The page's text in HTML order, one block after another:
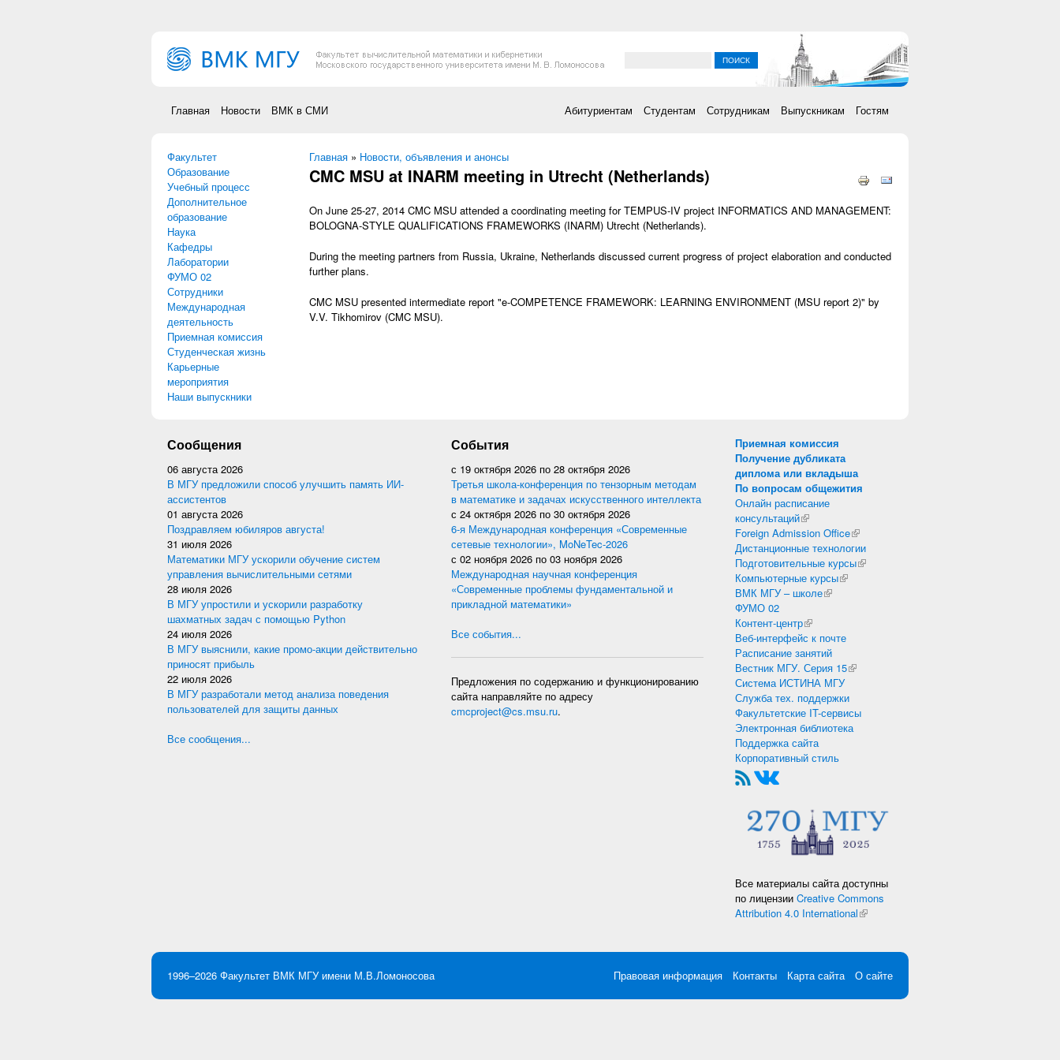
Главная Новости ВМК в СМИ Абитуриентам Студентам Сотрудникам Выпускникам Гостям
Факультет
Образование
Учебный процесс
Дополнительное
образование
Наука
Кафедры
Лаборатории
ФУМО 02
Сотрудники
Международная
деятельность
Приемная комиссия
Студенческая жизнь
Карьерные
мероприятия
Наши выпускники
Вы здесь
Главная » Новости, объявления и анонсы
CMC MSU at INARM meeting in Utrecht (Netherlands)
On June 25-27, 2014 CMC MSU attended a coordinating meeting for TEMPUS-IV project INFORMATICS AND MANAGEMENT:
BOLOGNA-STYLE QUALIFICATIONS FRAMEWORKS (INARM) Utrecht (Netherlands).
During the meeting partners from Russia, Ukraine, Netherlands discussed current progress of project elaboration and conducted
further plans.
CMC MSU presented intermediate report "e-COMPETENCE FRAMEWORK: LEARNING ENVIRONMENT (MSU report 2)" by
V.V. Tikhomirov (CMC MSU).
Сообщения
06 августа 2026
В МГУ предложили способ улучшить память ИИ-
ассистентов
01 августа 2026
Поздравляем юбиляров августа!
31 июля 2026
Математики МГУ ускорили обучение систем
управления вычислительными сетями
28 июля 2026
В МГУ упростили и ускорили разработку
шахматных задач с помощью Python
24 июля 2026
В МГУ выяснили, какие промо-акции действительно
приносят прибыль
22 июля 2026
В МГУ разработали метод анализа поведения
пользователей для защиты данных
Все сообщения...
События
с 19 октября 2026 по 28 октября 2026
Третья школа-конференция по тензорным методам
в математике и задачах искусственного интеллекта
с 24 октября 2026 по 30 октября 2026
6-я Международная конференция «Современные
сетевые технологии», MoNeTec-2026
с 02 ноября 2026 по 03 ноября 2026
Международная научная конференция
«Современные проблемы фундаментальной и
прикладной математики»
Все события...
Предложения по содержанию и функционированию
сайта направляйте по адресу
cmcproject@cs.msu.ru.
Приемная комиссия
Получение дубликата
диплома или вкладыша
По вопросам общежития
Онлайн расписание
консультаций(внешняя ссылка)
Foreign Admission Office(внешняя ссылка)
Дистанционные технологии
Подготовительные курсы(внешняя ссылка)
Компьютерные курсы(внешняя ссылка)
ВМК МГУ – школе(внешняя ссылка)
ФУМО 02
Контент-центр(внешняя ссылка)
Веб-интерфейс к почте
Расписание занятий
Вестник МГУ. Серия 15(внешняя ссылка)
Система ИСТИНА МГУ
Служба тех. поддержки
Факультетские IT-сервисы
Электронная библиотека
Поддержка сайта
Корпоративный стиль
Все материалы сайта доступны
по лицензии Creative Commons
Attribution 4.0 International(внешняя ссылка)
1996–2026 Факультет ВМК МГУ имени М.В.Ломоносова Правовая информация Контакты Карта сайта О сайте